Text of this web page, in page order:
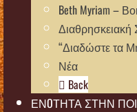
Beth Myriam –
Διαθρησκειακή
“Διαδώστε τα
Νέα
Back
ΕΝOΤΗΤΑ ΣΤΗΝ